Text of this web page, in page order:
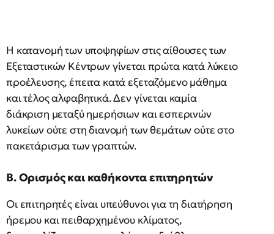
Η κατανομή των υποψηφίων στις αίθουσες των
Εξεταστικών Κέντρων γίνεται πρώτα κατά λύκειο
προέλευσης, έπειτα κατά εξεταζόμενο μάθημα
και τέλος αλφαβητικά. Δεν γίνεται καμία
διάκριση μεταξύ ημερήσιων και εσπερινών
λυκείων ούτε στη διανομή των θεμάτων ούτε στο
πακετάρισμα των γραπτών.
Β. Ορισμός και καθήκοντα επιτηρητών
Οι επιτηρητές είναι υπεύθυνοι για τη διατήρηση
ήρεμου και πειθαρχημένου κλίματος,